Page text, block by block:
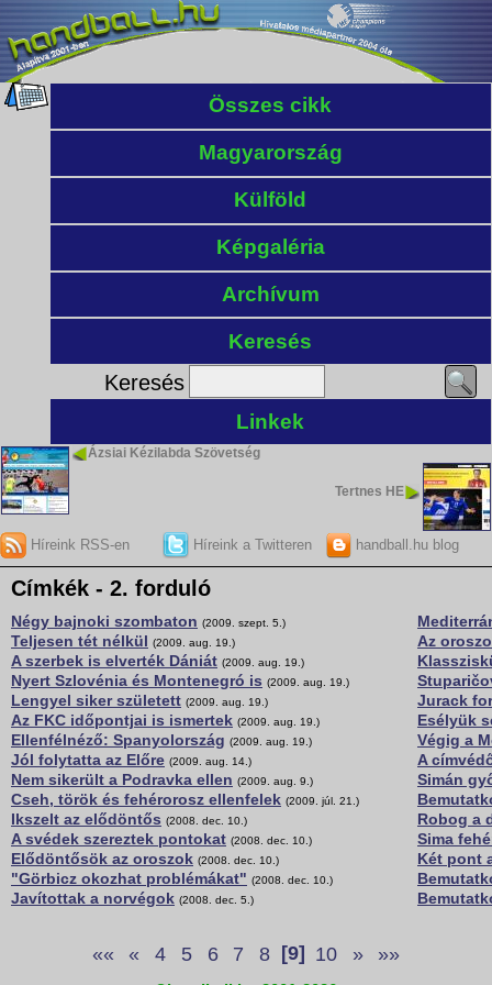
Összes cikk
Magyarország
Külföld
Képgaléria
Archívum
Keresés
Keresés
Linkek
Ázsiai Kézilabda Szövetség
Tertnes HE
Híreink RSS-en Híreink a Twitteren handball.hu blog
Címkék - 2. forduló
Négy bajnoki szombaton (2009. szept. 5.)
Teljesen tét nélkül (2009. aug. 19.)
A szerbek is elverték Dániát (2009. aug. 19.)
Nyert Szlovénia és Montenegró is (2009. aug. 19.)
Lengyel siker született (2009. aug. 19.)
Az FKC időpontjai is ismertek (2009. aug. 19.)
Ellenfélnéző: Spanyolország (2009. aug. 19.)
Jól folytatta az Előre (2009. aug. 14.)
Nem sikerült a Podravka ellen (2009. aug. 9.)
Cseh, török és fehérorosz ellenfelek (2009. júl. 21.)
Ikszelt az elődöntős (2008. dec. 10.)
A svédek szereztek pontokat (2008. dec. 10.)
Elődöntősök az oroszok (2008. dec. 10.)
"Görbicz okozhat problémákat" (2008. dec. 10.)
Javítottak a norvégok (2008. dec. 5.)
Az
Jurack
Esélyük
Végig a
A
Simán
Robog a
Sima
Két pont
«« « 4 5 6 7 8 [9] 10 » »»